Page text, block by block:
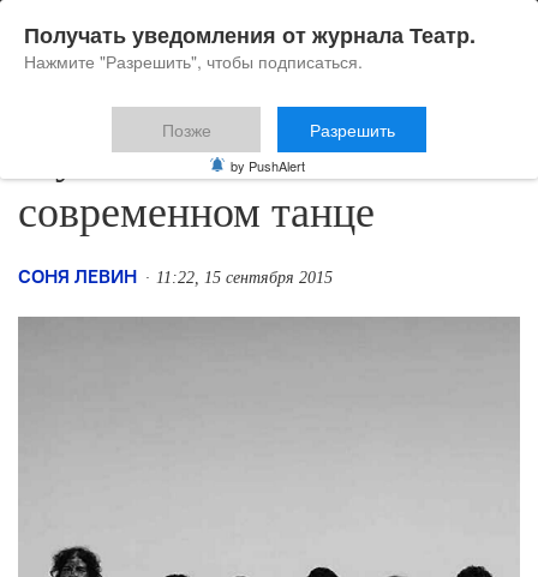
Мужское и женское в
современном танце
СОНЯ ЛЕВИН 11:22, 15 сентября 2015
Получать уведомления от журнала Театр.
Нажмите "Разрешить", чтобы подписаться.
Позже Разрешить
by PushAlert